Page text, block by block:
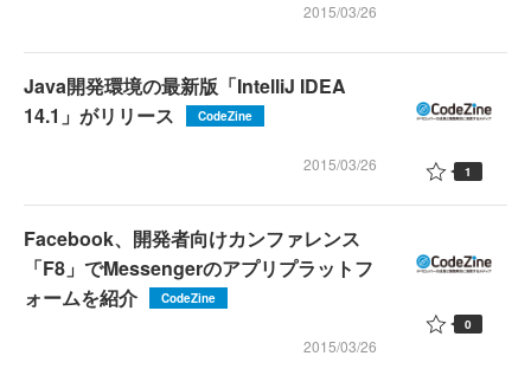
2015/03/26
Java開発環境の最新版「IntelliJ IDEA
14.1」がリリース
CodeZine
2015/03/26 1
Facebook、開発者向けカンファレンス
「F8」でMessengerのアプリプラットフ
ォームを紹介
CodeZine
2015/03/26
0